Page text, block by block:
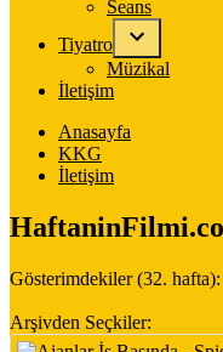
Seans
Tiyatro
Müzikal
İletişim
Anasayfa
KKG
İletişim
Gösterimdekiler (32. hafta):
Arşivden Seçkiler: